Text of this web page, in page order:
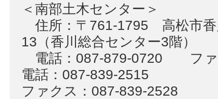
＜南部土木センター＞
住所：〒761-1795 高松市香
13（香川総合センター3階）
電話：087-879-0720 ファ
電話：087-839-2515
ファクス：087-839-2528